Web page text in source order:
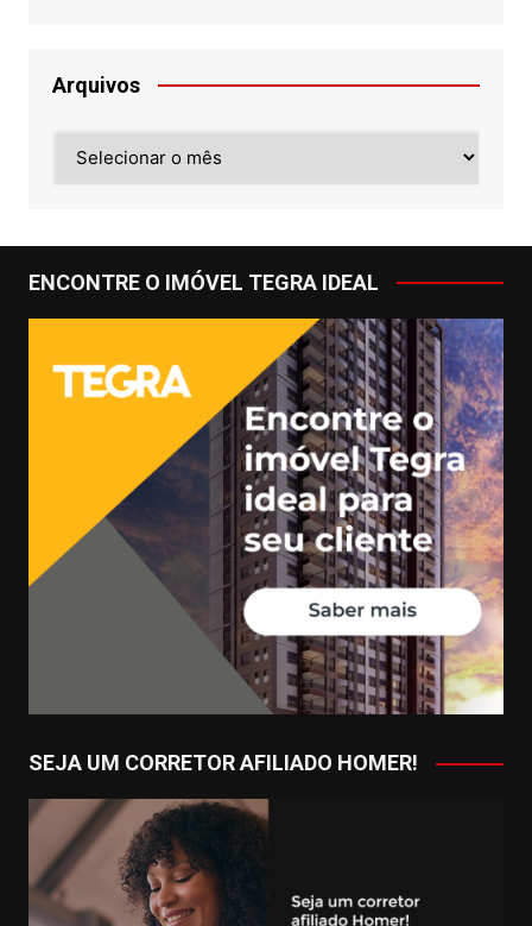
Arquivos
ENCONTRE O IMÓVEL TEGRA IDEAL
SEJA UM CORRETOR AFILIADO HOMER!